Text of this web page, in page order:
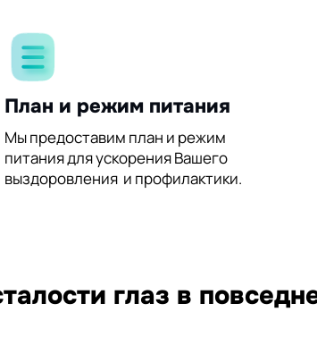
План и режим питания
Мы предоставим план и режим
питания для ускорения Вашего
выздоровления и профилактики.
глаз в